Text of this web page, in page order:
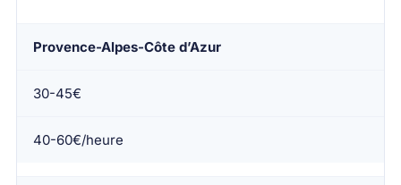
Provence-Alpes-Côte d’Azur
30-45€
40-60€/heure